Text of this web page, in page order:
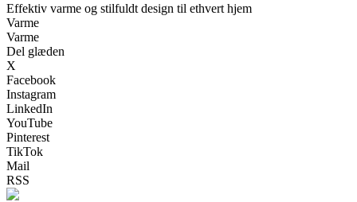
Effektiv varme og stilfuldt design til ethvert hjem
Varme
Varme
Del glæden
X
Facebook
Instagram
LinkedIn
YouTube
Pinterest
TikTok
Mail
RSS